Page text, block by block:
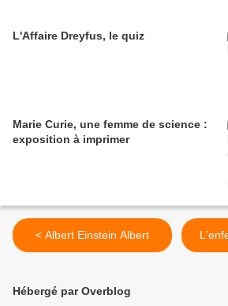
L'Affaire Dreyfus, le quiz
Marie Curie, une femme de science :
exposition à imprimer
< Albert Einstein Albert
Hébergé par Overblog